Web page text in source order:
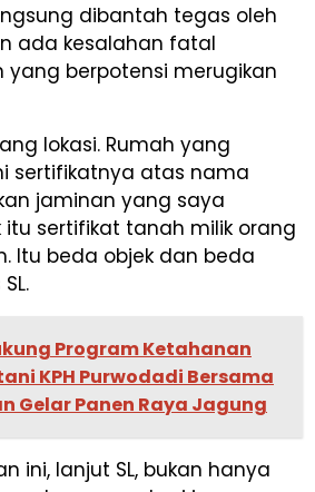
dibantah tegas oleh
ada kesalahan fatal
berpotensi merugikan
lokasi. Rumah yang
sertifikatnya atas nama
jaminan yang saya
itu sertifikat tanah milik orang
Itu beda objek dan beda
Program Ketahanan
KPH Purwodadi Bersama
Gelar Panen Raya Jagung
ini, lanjut SL, bukan hanya